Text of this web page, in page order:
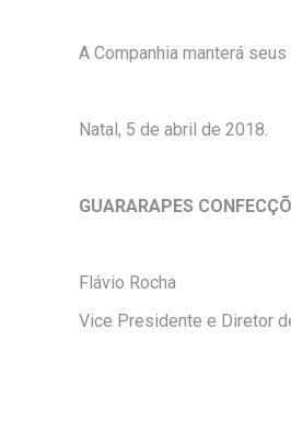
A Companhia manterá
Natal, 5 de abril de 2018.
GUARARAPES
Flávio Rocha
Vice Presidente e Diretor